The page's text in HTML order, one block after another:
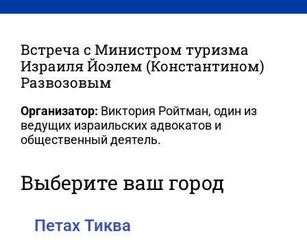
Встреча с Министром туризма
Израиля Йоэлем (Константином)
Развозовым
Организатор: Виктория Ройтман, один из
ведущих израильских адвокатов и
общественный деятель.
Выберите ваш город
Петах Тиква